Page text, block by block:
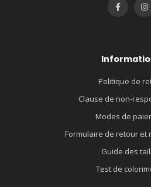
Politique de
Clause de non-
Modes de
Formulaire de retour et
Guide des
Test de